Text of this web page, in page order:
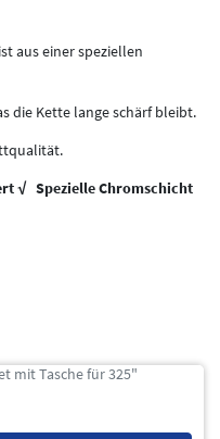
aus einer speziellen
die Kette lange schärf bleibt.
√ Spezielle Chromschicht
mit Tasche für 325"